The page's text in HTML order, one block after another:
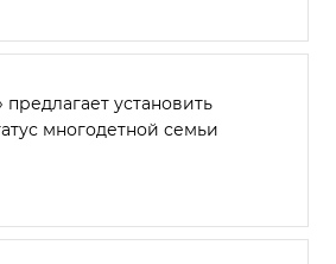
предлагает установить
многодетной семьи